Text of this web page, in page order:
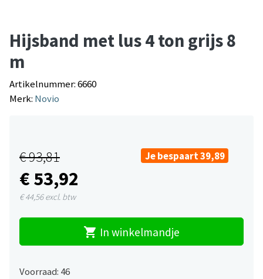
Hijsband met lus 4 ton grijs 8
m
Artikelnummer: 6660
Merk: Novio
€ 93,81
€ 53,92
€ 44,56excl. btw
Je bespaart 39,89
shopping_cart In winkelmandje
Voorraad: 46